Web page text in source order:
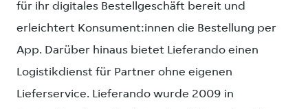
für ihr digitales Bestellgeschäft bereit und
erleichtert Konsument:innen die Bestellung per
App. Darüber hinaus bietet Lieferando einen
Logistikdienst für Partner ohne eigenen
Lieferservice. Lieferando wurde 2009 in